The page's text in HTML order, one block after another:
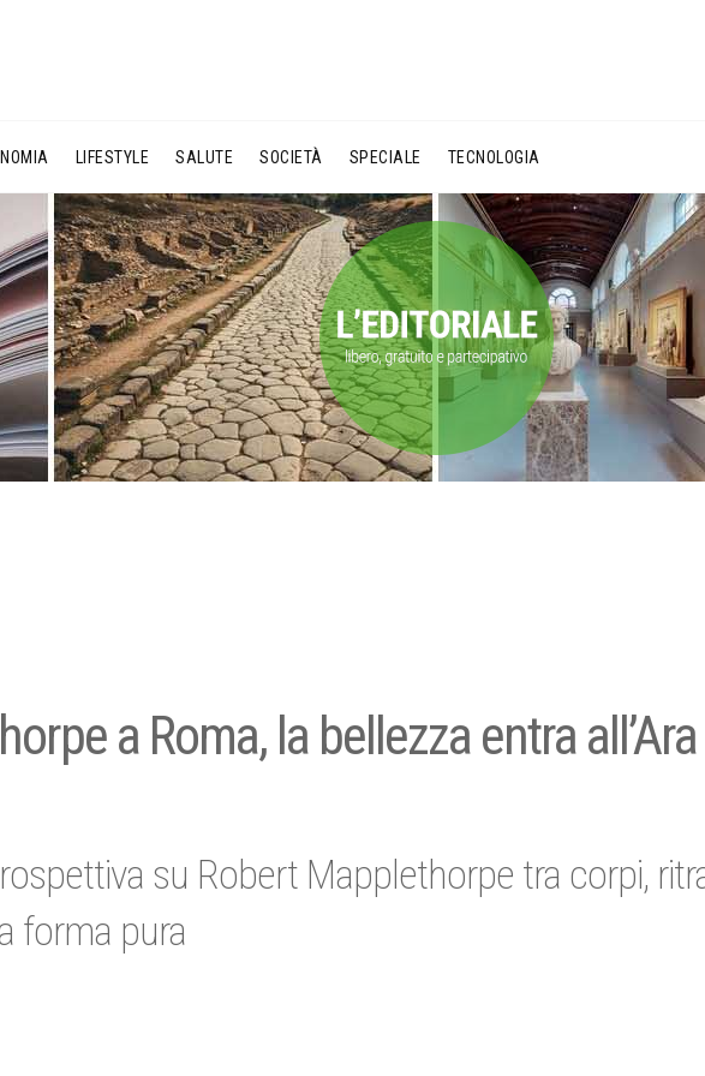
LIFESTYLE SALUTE SOCIETÀ SPECIALE TECNOLOGIA
a Roma, la bellezza entra all’Ara
su Robert Mapplethorpe tra corpi,
forma pura